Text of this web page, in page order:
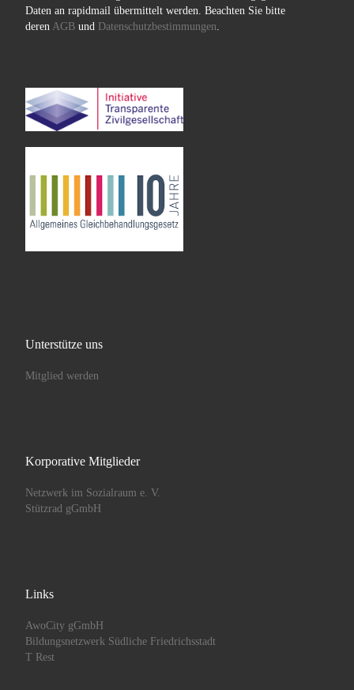
Daten an rapidmail übermittelt werden. Beachten Sie bitte
deren AGBund Datenschutzbestimmungen
Unterstütze uns
Mitglied werden
Korporative Mitglieder
Netzwerk im Sozialraum e. V.
Stützrad gGmbH
Links
AwoCity gGmbH
Bildungsnetzwerk Südliche Friedrichsstadt
T Rest